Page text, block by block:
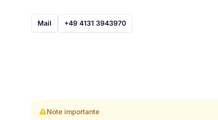
Mail +49 4131 3943970
Note importante